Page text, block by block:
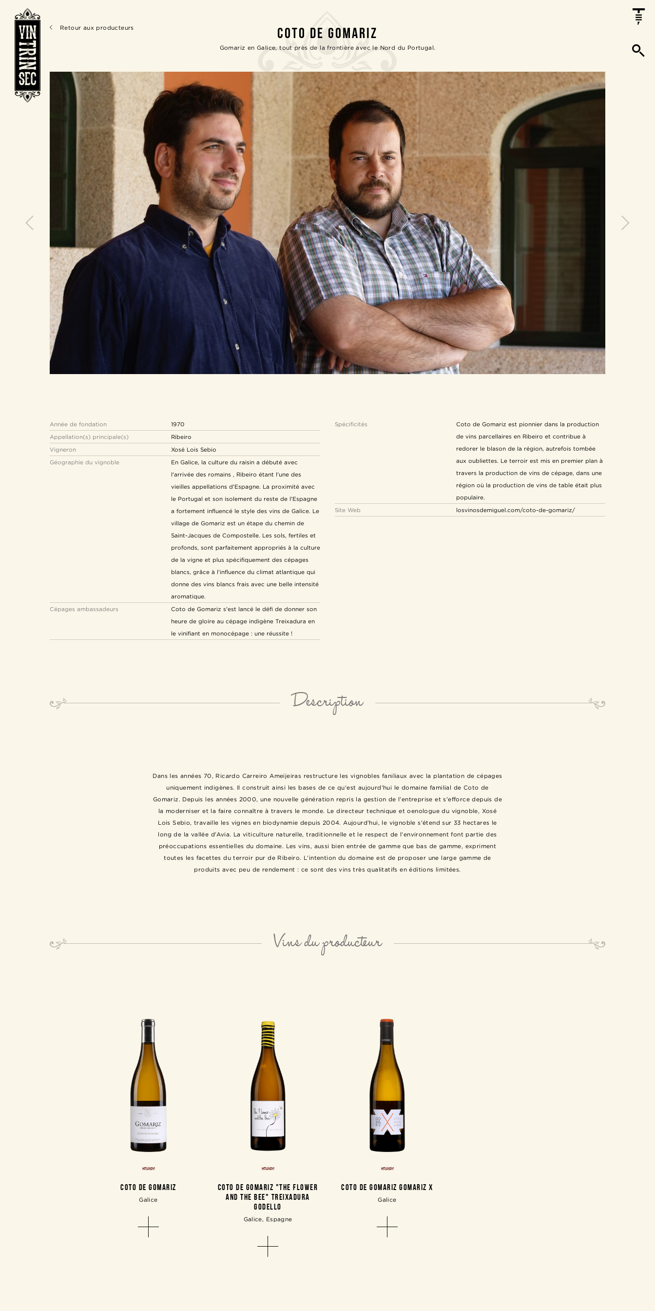
Retour aux producteurs COTO DE GOMARIZ
Gomariz en Galice, tout près de la frontière avec le Nord du Portugal.
Année de fondation
1970
Appellation(s) principale(s)
Ribeiro
Vigneron
Xosé Lois Sebio
Géographie du vignoble
En Galice, la culture du raisin a débuté avec
l'arrivée des romains , Ribeiro étant l'une des
vieilles appellations d'Espagne. La proximité avec
le Portugal et son isolement du reste de l'Espagne
a fortement influencé le style des vins de Galice. Le
village de Gomariz est un étape du chemin de
Saint-Jacques de Compostelle. Les sols, fertiles et
profonds, sont parfaitement appropriés à la culture
de la vigne et plus spécifiquement des cépages
blancs, grâce à l'influence du climat atlantique qui
donne des vins blancs frais avec une belle intensité
aromatique.
Cépages ambassadeurs
Coto de Gomariz s'est lancé le défi de donner son
heure de gloire au cépage indigène Treixadura en
le vinifiant en monocépage : une réussite !
Spécificités
Coto de Gomariz est pionnier dans la production
de vins parcellaires en Ribeiro et contribue à
redorer le blason de la région, autrefois tombée
aux oubliettes. Le terroir est mis en premier plan à
travers la production de vins de cépage, dans une
région où la production de vins de table était plus
populaire.
Site Web
losvinosdemiguel.com/coto-de-gomariz/
Description
Dans les années 70, Ricardo Carreiro Ameijeiras restructure les vignobles faniliaux avec la plantation de cépages
uniquement indigènes. Il construit ainsi les bases de ce qu'est aujourd'hui le domaine familial de Coto de
Gomariz. Depuis les années 2000, une nouvelle génération repris la gestion de l'entreprise et s'efforce depuis de
la moderniser et la faire connaître à travers le monde. Le directeur technique et oenologue du vignoble, Xosé
Lois Sebio, travaille les vignes en biodynamie depuis 2004. Aujourd'hui, le vignoble s'étend sur 33 hectares le
long de la vallée d'Avia. La viticulture naturelle, traditionnelle et le respect de l'environnement font partie des
préoccupations essentielles du domaine. Les vins, aussi bien entrée de gamme que bas de gamme, expriment
toutes les facettes du terroir pur de Ribeiro. L'intention du domaine est de proposer une large gamme de
produits avec peu de rendement : ce sont des vins très qualitatifs en éditions limitées.
Vins du producteur
COTO DE GOMARIZ
Galice
COTO DE GOMARIZ "THE FLOWER
AND THE BEE" TREIXADURA
GODELLO
Galice, Espagne
COTO DE GOMARIZ GOMARIZ X
Galice